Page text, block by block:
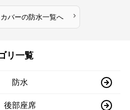
バーの防水一覧へ ›
リ一覧
防水
後部座席